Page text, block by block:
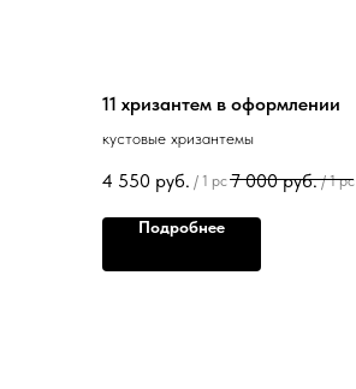
11 хризантем в оформлении
кустовые хризантемы
4 550 руб. / 1 pc 7 000 руб. / 1 pc
Подробнее